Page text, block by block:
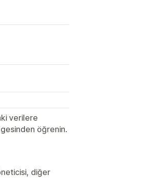
verilere
öğrenin.
diğer